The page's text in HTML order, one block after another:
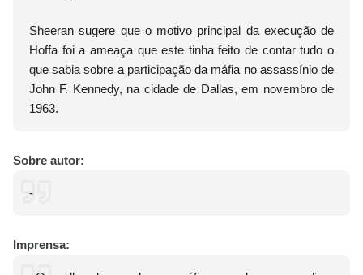
Sheeran sugere que o motivo principal da execução de
Hoffa foi a ameaça que este tinha feito de contar tudo o
que sabia sobre a participação da máfia no assassínio de
John F. Kennedy, na cidade de Dallas, em novembro de
1963.
Sobre autor:
-
Imprensa: